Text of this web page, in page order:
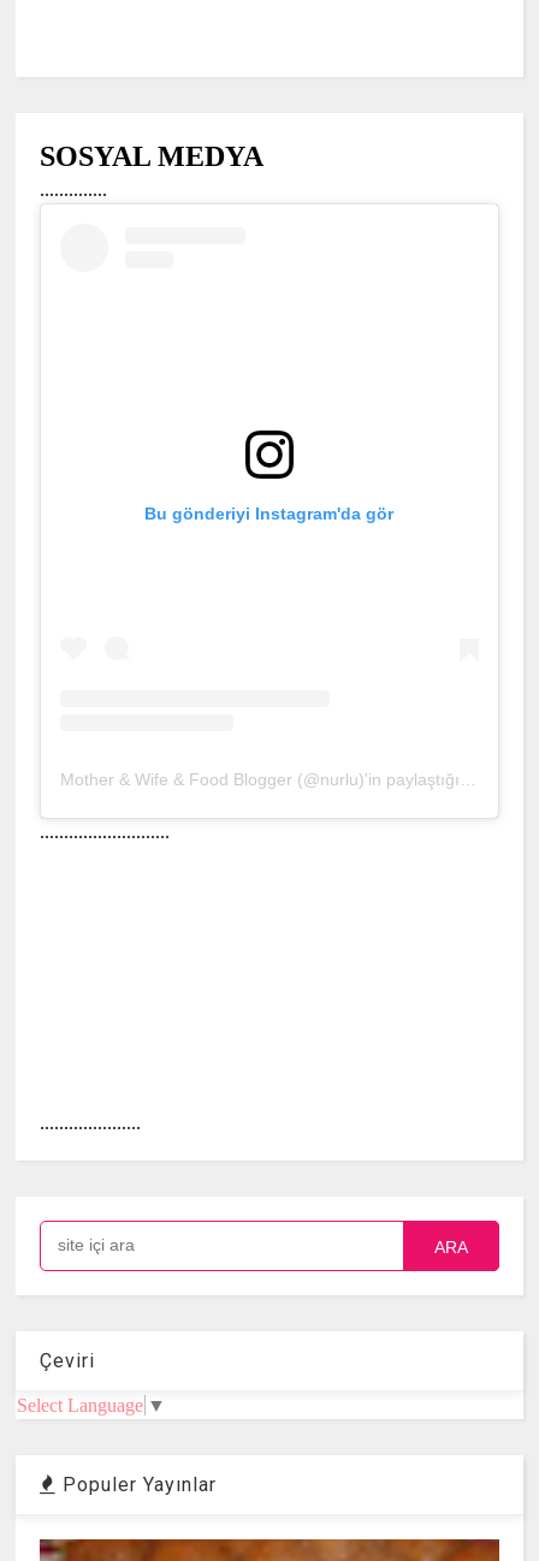
SOSYAL MEDYA
..............
Bu gönderiyi Instagram'da gör
...........................
.....................
ARA
Çeviri
Select Language ▼
Populer Yayınlar